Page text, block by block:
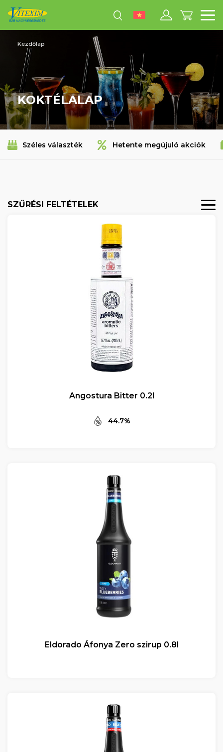
Kezdőlap
KOKTÉLALAP
Széles választék Hetente megújuló akciók
SZŰRÉSI FELTÉTELEK
Angostura Bitter 0.2l
44.7%
Eldorado Áfonya Zero szirup 0.8l